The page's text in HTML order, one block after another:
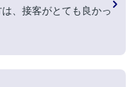
、接客がとても良かっ